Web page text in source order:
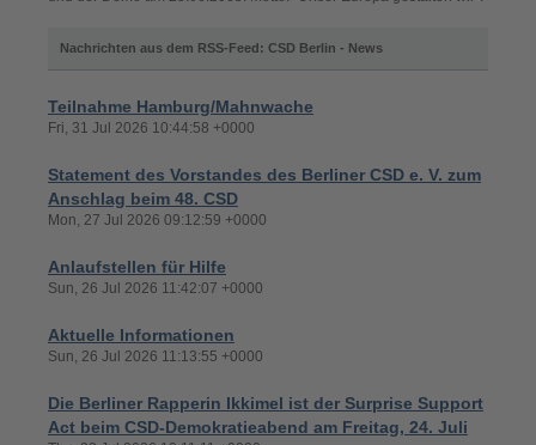
Nachrichten aus dem RSS-Feed: CSD Berlin - News
Teilnahme Hamburg/Mahnwache
Fri, 31 Jul 2026 10:44:58 +0000
Statement des Vorstandes des Berliner CSD e. V. zum
Anschlag beim 48. CSD
Mon, 27 Jul 2026 09:12:59 +0000
Anlaufstellen für Hilfe
Sun, 26 Jul 2026 11:42:07 +0000
Aktuelle Informationen
Sun, 26 Jul 2026 11:13:55 +0000
Die Berliner Rapperin Ikkimel ist der Surprise Support
Act beim CSD-Demokratieabend am Freitag, 24. Juli